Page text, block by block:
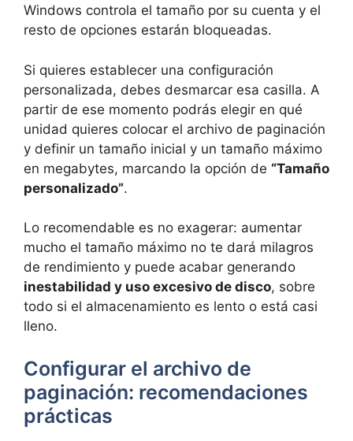
Windows controla el tamaño por su cuenta y el
resto de opciones estarán bloqueadas.
Si quieres establecer una configuración
personalizada, debes desmarcar esa casilla. A
partir de ese momento podrás elegir en qué
unidad quieres colocar el archivo de paginación
y definir un tamaño inicial y un tamaño máximo
en megabytes, marcando la opción de “Tamaño
personalizado”.
Lo recomendable es no exagerar: aumentar
mucho el tamaño máximo no te dará milagros
de rendimiento y puede acabar generando
inestabilidad y uso excesivo de disco, sobre
todo si el almacenamiento es lento o está casi
lleno.
Configurar el archivo de
paginación: recomendaciones
prácticas